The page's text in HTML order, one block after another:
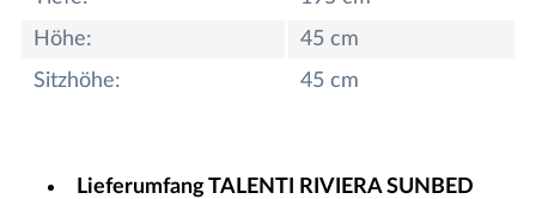
Höhe:
45 cm
Sitzhöhe:
45 cm
Lieferumfang TALENTI RIVIERA SUNBED